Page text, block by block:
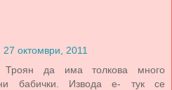
27 октомври, 2011
да има толкова много
бабички. Извода е- тук се